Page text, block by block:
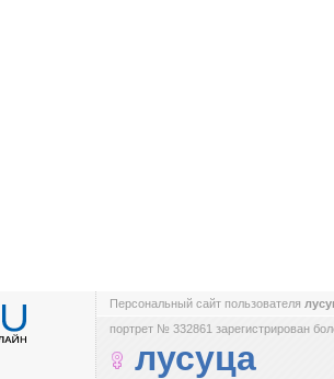
Персональный сайт пользователя
портрет № 332861 зарегистрирован
лусуца